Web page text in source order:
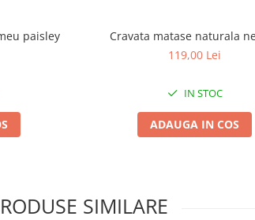
paisley
Cravata matase naturala
119,00 Lei
IN STOC
ADAUGA IN COS
SIMILARE